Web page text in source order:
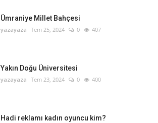
Ümraniye Millet Bahçesi
yazayaza Tem 25, 2024 0 407
Yakın Doğu Üniversitesi
yazayaza Tem 23, 2024 0 400
Hadi reklamı kadın oyuncu kim?